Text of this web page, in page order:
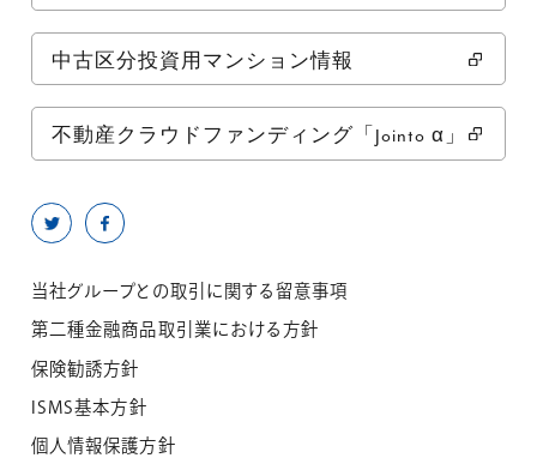
中古区分投資用マンション情報
不動産クラウドファンディング「Jointo α」
当社グループとの取引に関する留意事項
第二種金融商品取引業における方針
保険勧誘方針
ISMS基本方針
個人情報保護方針